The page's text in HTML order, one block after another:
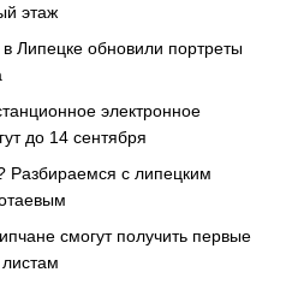
этаж
Липецке обновили портреты
электронное
до 14 сентября
Разбираемся с липецким
смогут получить первые